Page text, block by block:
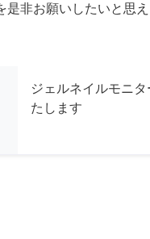
是非お願いしたいと思
ジェルネイルモニタ
たします